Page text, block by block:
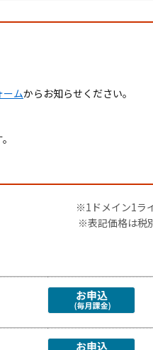
ームからお知らせください。
※1ドメイン1ラ
※表記価格は税